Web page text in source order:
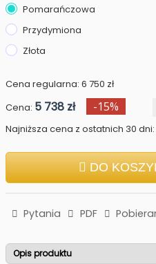
Pomarańczowa
Przydymiona
Złota
Cena regularna: 6 750 zł
Cena: 5 738 zł -15%
Najniższa cena z ostatnich 30 dni:
DO
Pytania PDF
Opis produktu